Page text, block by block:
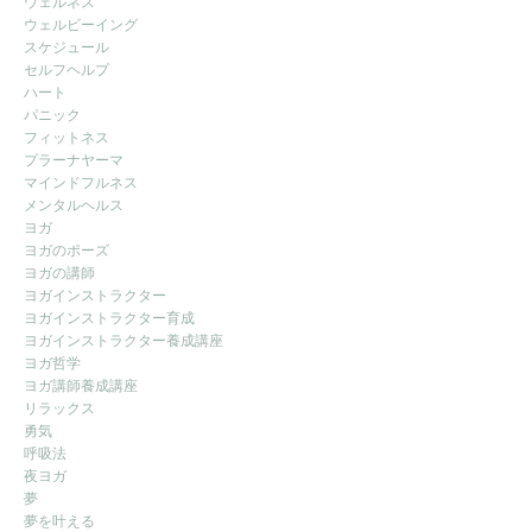
ウェルビーイング
スケジュール
セルフヘルプ
ハート
パニック
フィットネス
プラーナヤーマ
マインドフルネス
メンタルヘルス
ヨガ
ヨガのポーズ
ヨガの講師
ヨガインストラクター
ヨガインストラクター育成
ヨガインストラクター養成講座
ヨガ哲学
ヨガ講師養成講座
リラックス
勇気
呼吸法
夜ヨガ
夢
夢を叶える